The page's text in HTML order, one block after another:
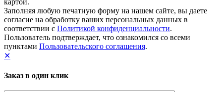
картой.
Заполняя любую печатную форму на нашем сайте, вы даете
согласие на обработку ваших персональных данных в
соответствии с Политикой конфиденциальности.
Пользователь подтверждает, что ознакомился со всеми
пунктами Пользовательского соглашения.
✕
Заказ в один клик